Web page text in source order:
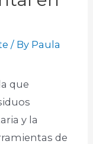
/ By Paula
que
y la
de